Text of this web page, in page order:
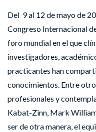
Del 9 al 12 de mayo de
Congreso Internacional
foro mundial en el que
investigadores,
practicantes han
conocimientos. Entre
profesionales y
Kabat-Zinn, Mark
ser de otra manera, el